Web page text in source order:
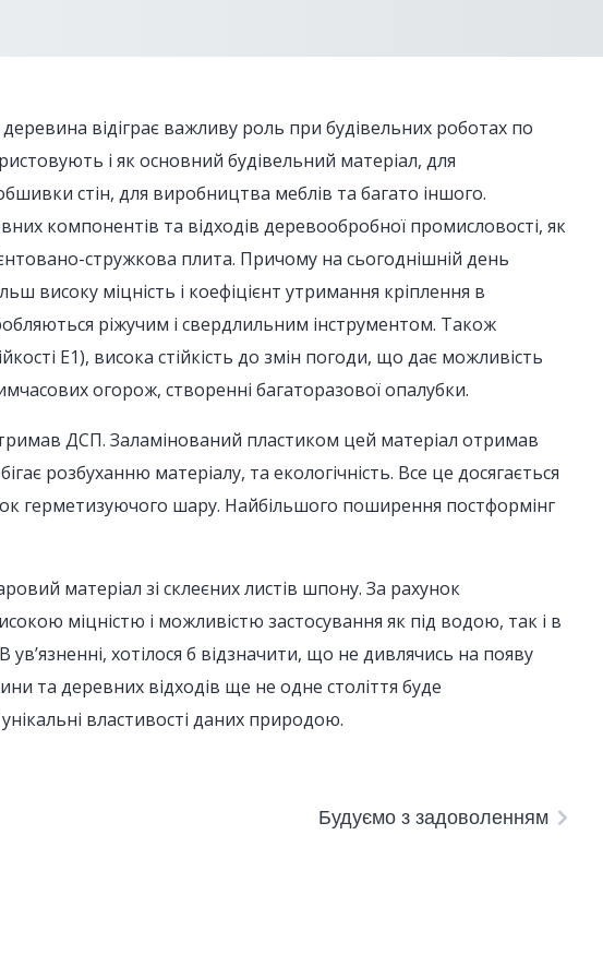
відіграє важливу роль при будівельних роботах по
і як основний будівельний матеріал, для
стін, для виробництва меблів та багато іншого.
компонентів та відходів деревообробної промисловості, як
стружкова плита. Причому на сьогоднішній день
високу міцність і коефіцієнт утримання кріплення в
ріжучим і свердлильним інструментом. Також
E1), висока стійкість до змін погоди, що дає можливість
огорож, створенні багаторазової опалубки.
ДСП. Заламінований пластиком цей матеріал отримав
розбуханню матеріалу, та екологічність. Все це досягається
герметизуючого шару. Найбільшого поширення постформінг
матеріал зі склеєних листів шпону. За рахунок
міцністю і можливістю застосування як під водою, так і в
хотілося б відзначити, що не дивлячись на появу
та деревних відходів ще не одне століття буде
властивості даних природою.
Будуємо з задоволенням